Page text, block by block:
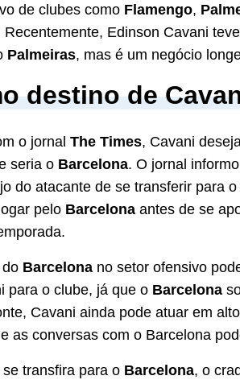
de clubes como Flamengo,
Recentemente, Edinson Cavani
Palmeiras, mas é um negócio
destino de
o jornal The Times, Cavani
seria o Barcelona. O jornal
do atacante de se transferir para
pelo Barcelona antes de se
Barcelona no setor ofensivo
para o clube, já que o Barcelona
Cavani ainda pode atuar em
as conversas com o Barcelona
transfira para o Barcelona, o